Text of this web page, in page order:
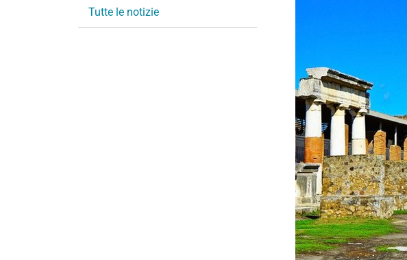
n
Tutte le notizie